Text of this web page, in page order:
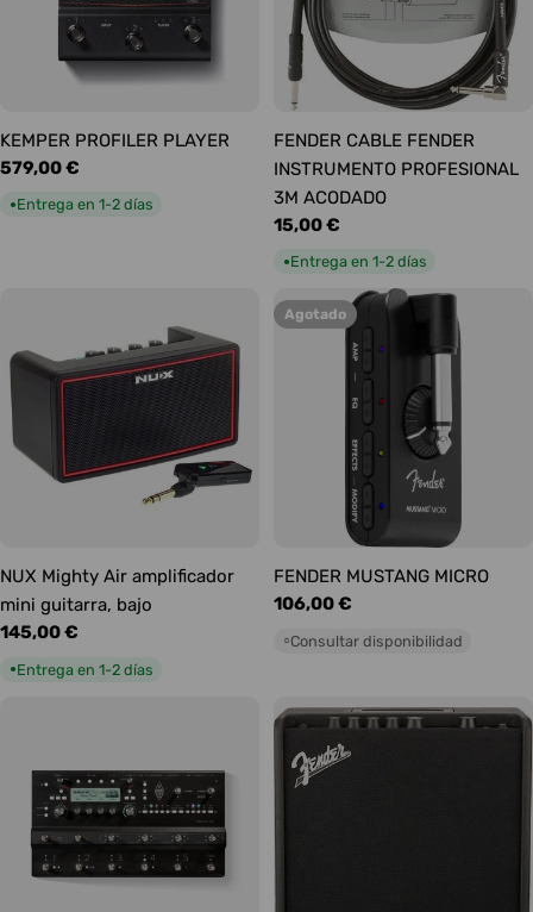
KEMPER PROFILER PLAYER
Precio
habitual
579,00 €
●Entrega en 1-2 días
FENDER CABLE FENDER
INSTRUMENTO PROFESIONAL
3M ACODADO
Precio
habitual
15,00 €
●Entrega en 1-2 días
NUX Mighty Air amplificador
mini guitarra, bajo
Precio
145,00 €
●Entrega en 1-2 días
Agotado
FENDER MUSTANG MICRO
Precio
106,00 €
○Consultar disponibilidad